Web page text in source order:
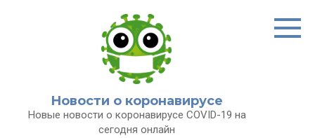
Новости о коронавирусе
Новые новости о коронавирусе COVID-19 на
сегодня онлайн